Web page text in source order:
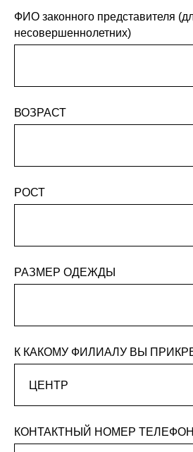
ФИО законного представителя
несовершеннолетних)
ВОЗРАСТ
РОСТ
РАЗМЕР ОДЕЖДЫ
К КАКОМУ ФИЛИАЛУ ВЫ
КОНТАКТНЫЙ НОМЕР